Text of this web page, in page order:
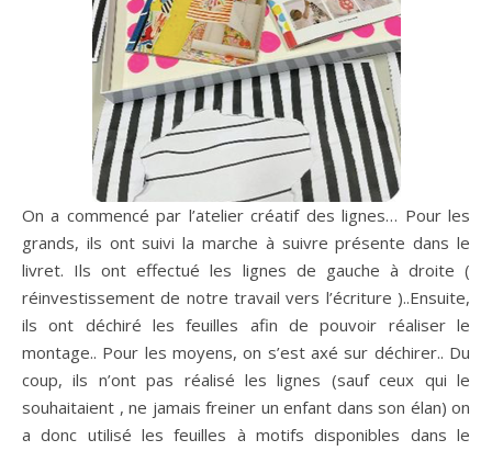
On a commencé par l’atelier créatif des lignes… Pour les
grands, ils ont suivi la marche à suivre présente dans le
livret. Ils ont effectué les lignes de gauche à droite (
réinvestissement de notre travail vers l’écriture )..Ensuite,
ils ont déchiré les feuilles afin de pouvoir réaliser le
montage.. Pour les moyens, on s’est axé sur déchirer.. Du
coup, ils n’ont pas réalisé les lignes (sauf ceux qui le
souhaitaient , ne jamais freiner un enfant dans son élan) on
a donc utilisé les feuilles à motifs disponibles dans le